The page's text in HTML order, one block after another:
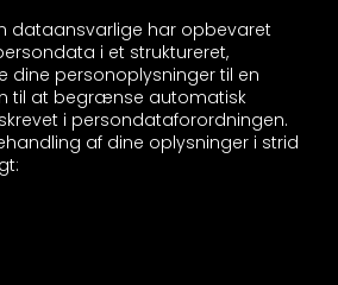
dataansvarlige har opbevaret
i et struktureret,
dine personoplysninger til en
til at begrænse automatisk
i persondataforordningen.
af dine oplysninger i strid